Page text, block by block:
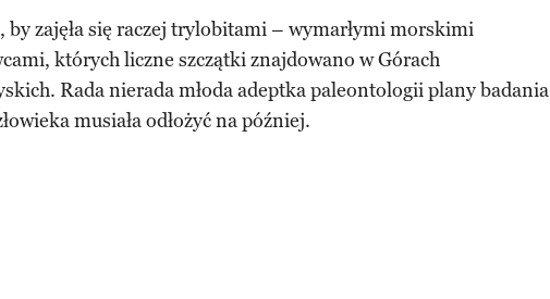
by zajęła się raczej trylobitami – wymarłymi morskimi
których liczne szczątki znajdowano w Górach
Rada nierada młoda adeptka paleontologii plany badania
musiała odłożyć na później.